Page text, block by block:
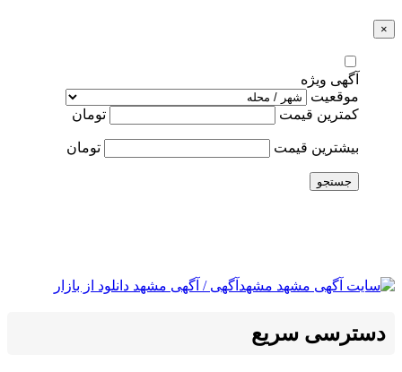
×
آگهی ویژه
موقعیت
کمترین قیمت
تومان
بیشترین قیمت تومان
جستجو
دسترسی سریع